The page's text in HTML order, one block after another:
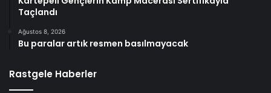
Taçlandı
Ağustos 8, 2026
Bu paralar artık resmen basılmayacak
Rastgele Haberler